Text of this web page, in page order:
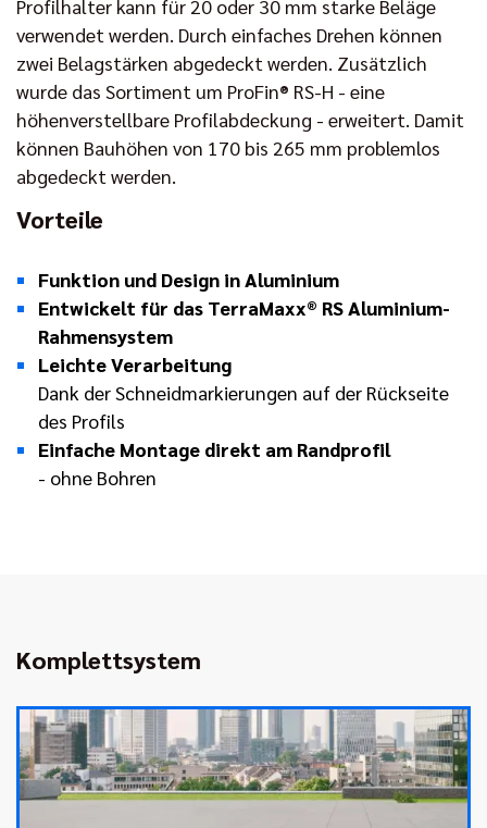
Profilhalter kann für 20 oder 30 mm starke Beläge
verwendet werden. Durch einfaches Drehen können
zwei Belagstärken abgedeckt werden. Zusätzlich
wurde das Sortiment um ProFin® RS-H - eine
höhenverstellbare Profilabdeckung - erweitert. Damit
können Bauhöhen von 170 bis 265 mm problemlos
abgedeckt werden.
Vorteile
Funktion und Design in Aluminium
Entwickelt für das TerraMaxx® RS Aluminium-
Rahmensystem
Leichte Verarbeitung
Dank der Schneidmarkierungen auf der Rückseite
des Profils
Einfache Montage direkt am Randprofil
- ohne Bohren
Komplettsystem